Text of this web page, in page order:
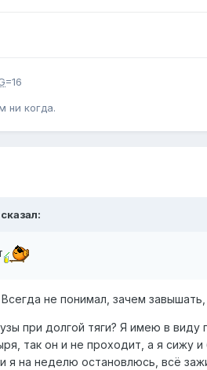
=16
ни когда.
не понимал, зачем
при долгой тяги? Я имею в
так он и не проходит, а я сижу
на неделю остановлюсь, всё